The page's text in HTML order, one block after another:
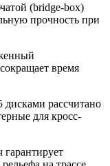
(bridge-box)
прочность при
время
рассчитано
для кросс-
гарантирует